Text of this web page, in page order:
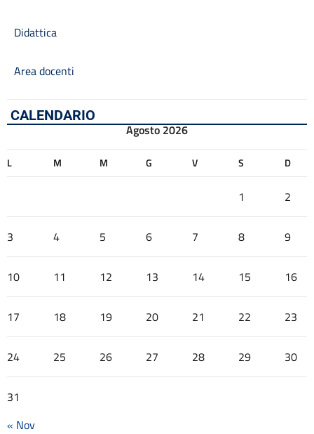
Didattica
Area docenti
CALENDARIO
Agosto 2026
L M M G V S D
1 2
3 4 5 6 7 8 9
10 11 12 13 14 15 16
17 18 19 20 21 22 23
24 25 26 27 28 29 30
31
« Nov